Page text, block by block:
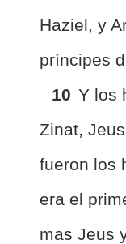
Haziel, y
príncipes
10 Y los
Zinat,
fueron los
era el
mas Jeus